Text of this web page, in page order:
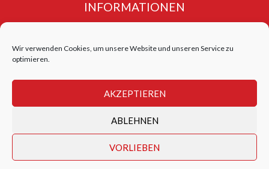
Wir verwenden Cookies, um unsere Website und unseren Service zu
optimieren.
AKZEPTIEREN
ABLEHNEN
VORLIEBEN
INFORMATIONEN
Impressum
Bildnachweise
Login Test Center
getucated academy © 2026